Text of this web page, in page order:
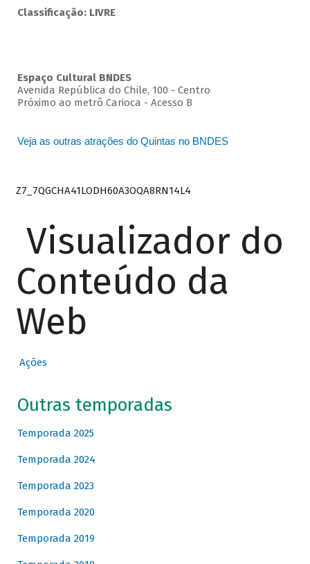
Classificação: LIVRE
Espaço Cultural BNDES
Avenida República do Chile, 100 - Centro
Próximo ao metrô Carioca - Acesso B
Veja as outras atrações do Quintas no BNDES
Z7_7QGCHA41LODH60A3OQA8RN14L4
Visualizador do
Conteúdo da
Web
Ações
Outras temporadas
Temporada 2025
Temporada 2024
Temporada 2023
Temporada 2020
Temporada 2019